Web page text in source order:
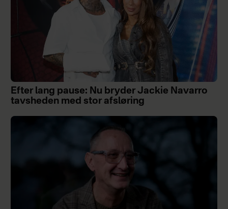
Efter lang pause: Nu bryder Jackie Navarro
tavsheden med stor afsløring